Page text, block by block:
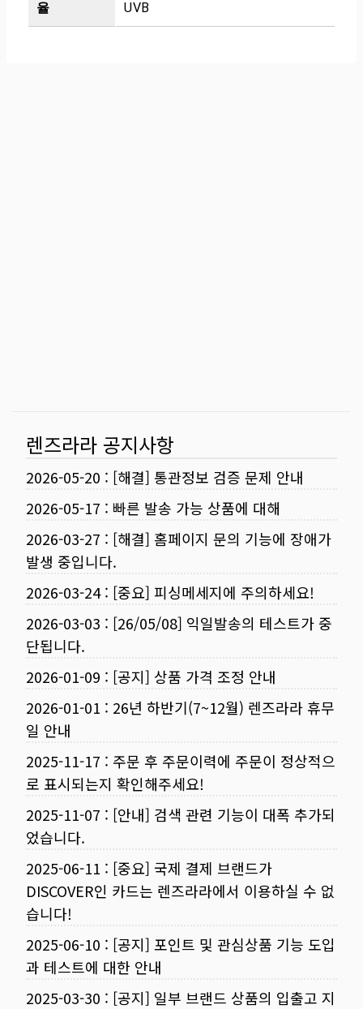
율 UVB
렌즈라라 공지사항
2026-05-20 : [해결] 통관정보 검증 문제 안내
2026-05-17 : 빠른 발송 가능 상품에 대해
2026-03-27 : [해결] 홈페이지 문의 기능에 장애가
발생 중입니다.
2026-03-24: [중요] 피싱메세지에 주의하세요!
2026-03-03 : [26/05/08] 익일발송의 테스트가 중
단됩니다.
2026-01-09 : [공지] 상품 가격 조정 안내
2026-01-01 : 26년 하반기(7~12월) 렌즈라라 휴무
일 안내
2025-11-17 : 주문 후 주문이력에 주문이 정상적으
로 표시되는지 확인해주세요!
2025-11-07 : [안내] 검색 관련 기능이 대폭 추가되
었습니다.
2025-06-11 : [중요] 국제 결제 브랜드가
DISCOVER인 카드는 렌즈라라에서 이용하실 수 없
습니다!
2025-06-10 : [공지] 포인트 및 관심상품 기능 도입
과 테스트에 대한 안내
2025-03-30 : [공지] 일부 브랜드 상품의 입출고 지